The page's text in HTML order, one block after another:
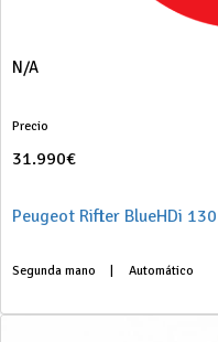
N/A
Precio
31.990€
Peugeot Rifter BlueHDi
Segunda mano Automático